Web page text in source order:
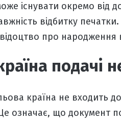
існувати окремо від
відбитку
про народження
подачі
країна не входить до
означає, що документ